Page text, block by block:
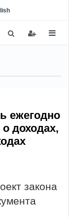
ежегодно
доходах,
закона